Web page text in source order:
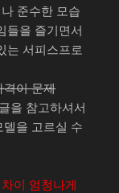
준수한 모습
들을 즐기면서
는 서피스프로
격이 문제
을 참고하셔서
을 고르실 수
이 엄청나게